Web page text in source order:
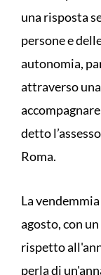
una risposta
persone e
autonomia,
attraverso
detto
Roma.
La
agosto, con
rispetto
perla di